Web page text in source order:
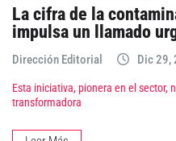
La cifra de la
impulsa un llamado
Dirección Editorial Dic 29,
Esta iniciativa, pionera en el sector,
transformadora